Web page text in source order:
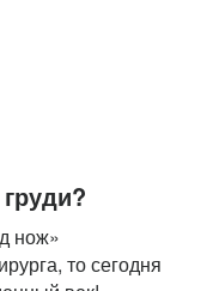
нож»
то сегодня